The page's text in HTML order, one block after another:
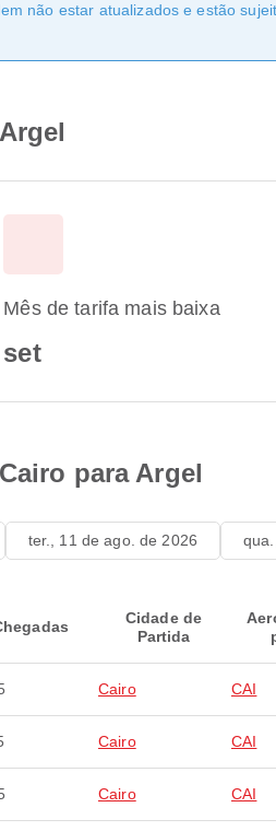
não estar atualizados e estão
Mês de tarifa mais baixa
set
para Argel
ter., 11 de ago. de 2026
Cidade de
Partida
Cairo CAI
Cairo CAI
Cairo CAI